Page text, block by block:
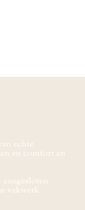
echte
en comfort en
vakwerk